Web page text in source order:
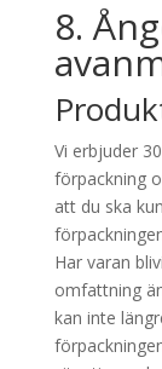
8.
Vi erbjuder
förpackning
att du ska
Har varan
omfattning
kan inte